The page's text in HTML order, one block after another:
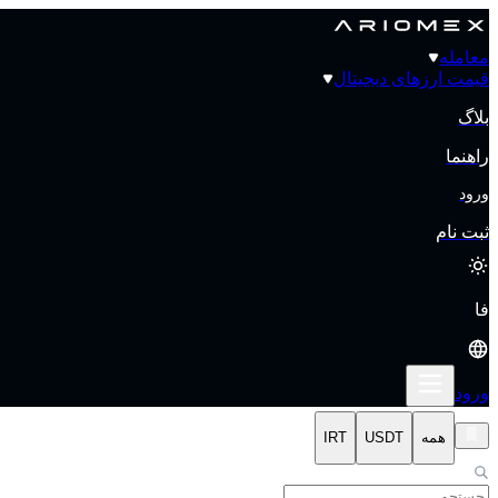
معامله
قیمت‌ ارزهای دیجیتال
بلاگ
راهنما
ورود
ثبت نام
فا
ورود
همه USDT
IRT